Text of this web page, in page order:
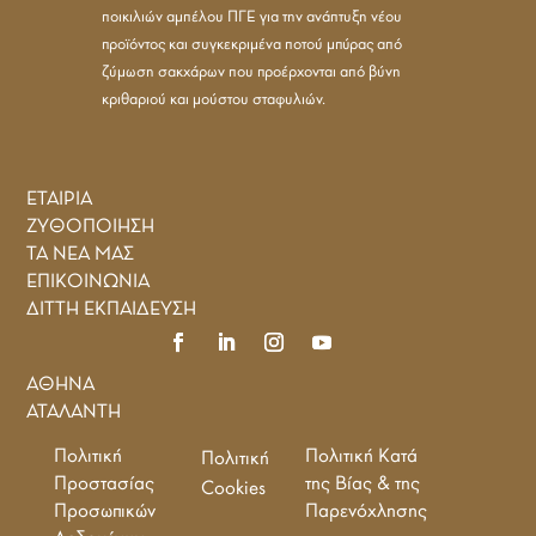
ποικιλιών αμπέλου ΠΓΕ για την ανάπτυξη νέου
προϊόντος και συγκεκριμένα ποτού μπύρας από
ζύμωση σακχάρων που προέρχονται από βύνη
κριθαριού και μούστου σταφυλιών.
ΕΤΑΙΡΙΑ
ΖΥΘΟΠΟΙΗΣΗ
ΤΑ ΝΕΑ ΜΑΣ
ΕΠΙΚΟΙΝΩΝΙΑ
ΔΙΤΤΗ ΕΚΠΑΙΔΕΥΣΗ
ΑΘΗΝΑ
ΑΤΑΛΑΝΤΗ
Πολιτική
Προστασίας
Προσωπικών
Πολιτική
Cookies
Πολιτική Κατά
της Βίας & της
Παρενόχλησης